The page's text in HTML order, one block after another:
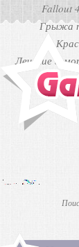
Fallout 4
Грыжа
Лечение